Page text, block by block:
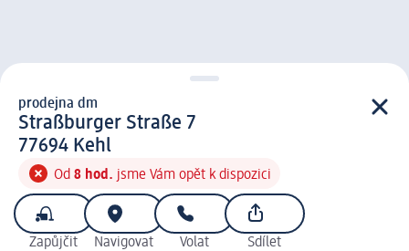
prodejna d m
prodejna dm
Straßburger Straße 7
7 7 6 9 4
77694 Kehl
Od 8 hod. jsme Vám opět k dispozici
Zapůjčit
Navigovat Volat Sdílet